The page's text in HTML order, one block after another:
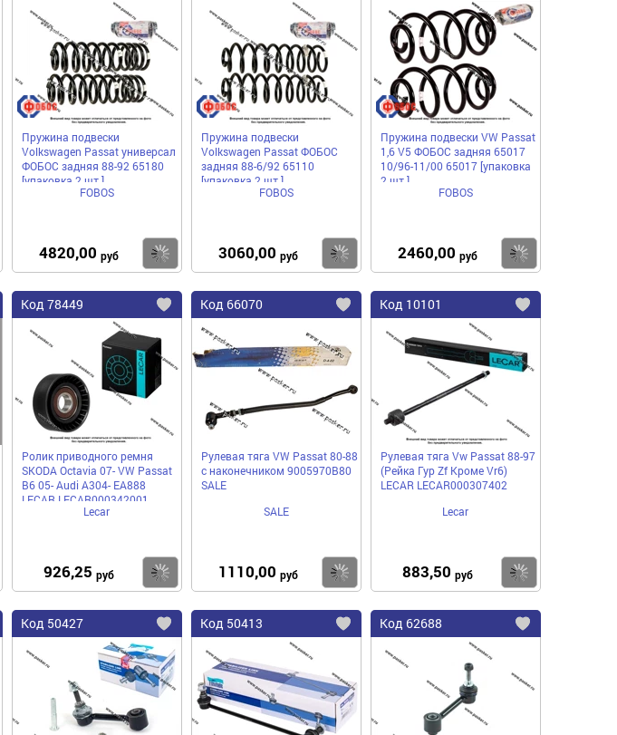
избранное
Купить
избранное
Пружина подвески
Volkswagen Passat универсал
ФОБОС задняя 88-92 65180
[упаковка 2 шт.]
FOBOS
4820,00 руб Купить
избранное
Пружина подвески
Volkswagen Passat ФОБОС
задняя 88-6/92 65110
[упаковка 2 шт.]
FOBOS
3060,00 руб Купить
в
Пружина подвески VW Passat
1,6 V5 ФОБОС задняя 65017
10/96-11/00 65017 [упаковка
2 шт.]
FOBOS
2460,00 руб
Добавить
избранное
Купить
Код 78449
Добавить
избранное
Ролик приводного ремня
SKODA Octavia 07- VW Passat
B6 05- Audi A304- EA888
LECAR LECAR000342001
Lecar
926,25 руб Купить
Код 66070
Добавить
избранное
Рулевая тяга VW Passat 80-88
с наконечником 9005970B80
SALE
SALE
1110,00 руб Купить
Код 10101
Рулевая тяга Vw Passat 88-97
(Рейка Гур Zf Кроме Vr6)
LECAR LECAR000307402
Lecar
883,50 руб
Добавить
избранное
Код 50427
Добавить
в
избранное
Код 50413
Добавить
избранное
Код 62688